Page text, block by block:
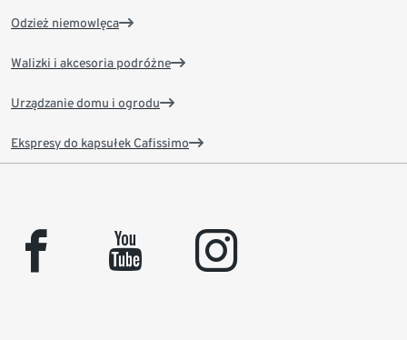
Odzież niemowlęca
Walizki i akcesoria podróżne
Urządzanie domu i ogrodu
Ekspresy do kapsułek Cafissimo
facebook youtube instagram